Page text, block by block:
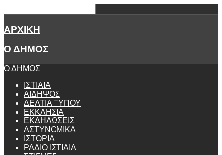
ΑΡΧΙΚΗ
Ο ΔΗΜΟΣ
Ο ΔΗΜΟΣ
ΙΣΤΙΑΙΑ
ΑΙΔΗΨΟΣ
ΔΕΛΤΙΑ ΤΥΠΟΥ
ΕΚΚΛΗΣΙΑ
ΕΚΔΗΛΩΣΕΙΣ
ΑΣΤΥΝΟΜΙΚΑ
ΙΣΤΟΡΙΑ
ΡΑΔΙΟ ΙΣΤΙΑΙΑ